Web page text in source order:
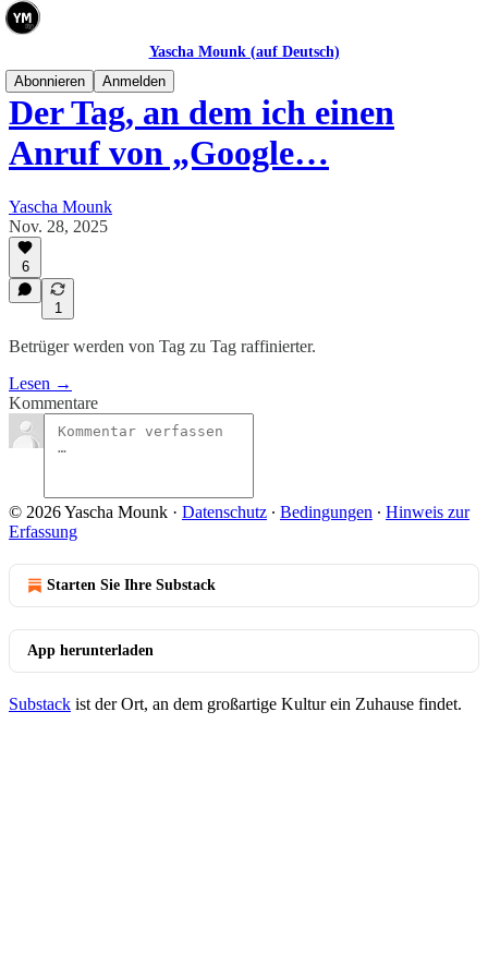
Yascha Mounk (auf Deutsch)
Abonnieren
Anmelden
Der Tag, an dem ich einen
Anruf von „Google…
Yascha Mounk
Nov. 28, 2025
6
1
Betrüger werden von Tag zu Tag raffinierter.
Lesen →
Kommentare
© 2026 Yascha Mounk · Datenschutz ∙ Bedingungen ∙ Hinweis zur
Erfassung
Starten Sie Ihre Substack
App herunterladen
Substack ist der Ort, an dem großartige Kultur ein Zuhause findet.